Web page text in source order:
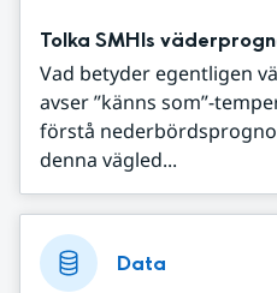
Tolka SMHIs
Vad betyder egentligen
avser ”känns som”-
förstå
denna vägled...
Data